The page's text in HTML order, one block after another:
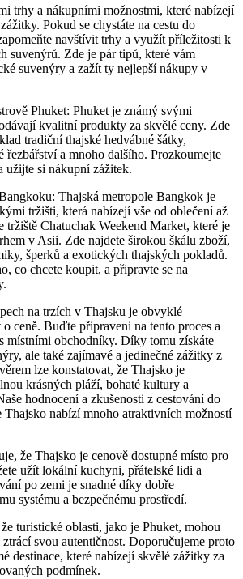
trhy a nákupními možnostmi, které nabízejí
Pokud se chystáte na cestu do
navštívit trhy a využít příležitosti k
suvenýrů. Zde je pár tipů, které vám
suvenýry a zažít ty nejlepší nákupy v
Phuket: Phuket je známý svými
kvalitní produkty za skvělé ceny. Zde
tradiční thajské hedvábné šátky,
řezbářství a mnoho dalšího. Prozkoumejte
užijte si nákupní zážitek.
Thajská metropole Bangkok je
tržišti, která nabízejí vše od oblečení až
tržiště Chatuchak Weekend Market, které je
v Asii. Zde najdete širokou škálu zboží,
šperků a exotických thajských pokladů.
co chcete koupit, a připravte se na
na trzích v Thajsku je obvyklé
ceně. Buďte připraveni na tento proces a
místními obchodníky. Díky tomu získáte
ale také zajímavé a jedinečné zážitky z
lze konstatovat, že Thajsko je
krásných pláží, bohaté kultury a
hodnocení a zkušenosti z cestování do
Thajsko nabízí mnoho atraktivních možností
že Thajsko je cenově dostupné místo pro
užít lokální kuchyni, přátelské lidi a
po zemi je snadné díky dobře
systému a bezpečnému prostředí.
turistické oblasti, jako je Phuket, mohou
svou autentičnost. Doporučujeme proto
destinace, které nabízejí skvělé zážitky za
podmínek.